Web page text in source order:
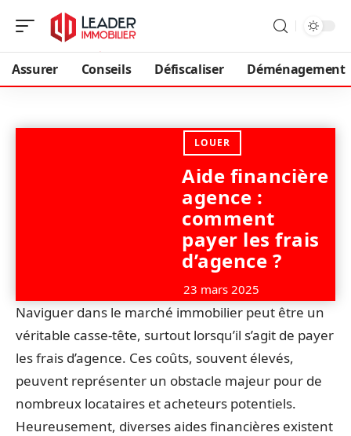
Assurer Conseils Défiscaliser Déménagement
LOUER
Aide financière
agence :
comment
payer les frais
d’agence ?
23 mars 2025
Naviguer dans le marché immobilier peut être un
véritable casse-tête, surtout lorsqu’il s’agit de payer
les frais d’agence. Ces coûts, souvent élevés,
peuvent représenter un obstacle majeur pour de
nombreux locataires et acheteurs potentiels.
Heureusement, diverses aides financières existent